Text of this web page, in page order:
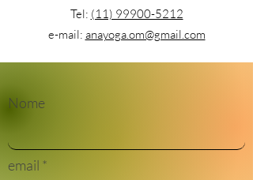
Tel: (11) 99900-5212
e-mail: anayoga.om@gmail.com
Nome
email